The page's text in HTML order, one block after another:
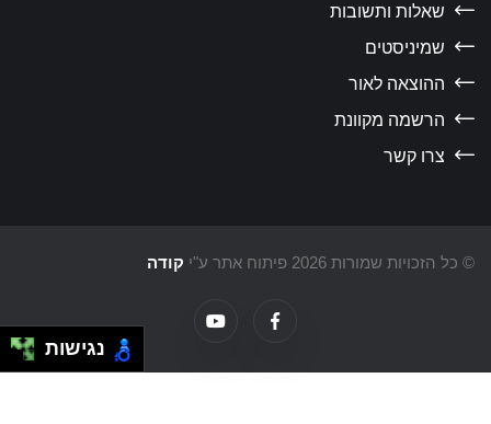
שאלות ותשובות
שמיניסטים
ההוצאה לאור
הרשמה מקוונת
צרו קשר
הזכויות שמורות 2026 פיתוח אתר ע"י קודה
נגישות